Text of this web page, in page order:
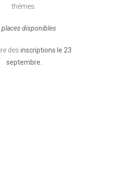
thèmes.
places disponibles
des inscriptions le 23
septembre.